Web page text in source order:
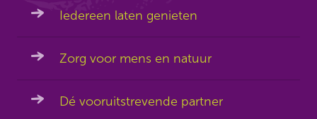
Iedereen laten genieten
Zorg voor mens en natuur
Dé vooruitstrevende partner